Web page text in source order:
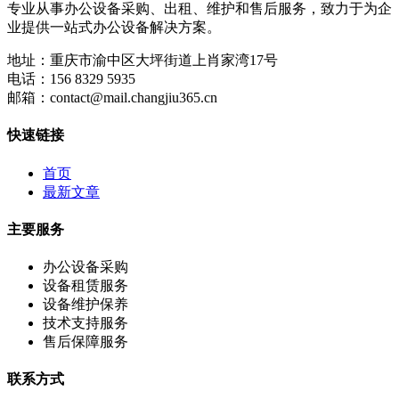
专业从事办公设备采购、出租、维护和售后服务，致力于为企
业提供一站式办公设备解决方案。
地址： 重庆市渝中区大坪街道上肖家湾17号
电话： 156 8329 5935
邮箱： contact@mail.changjiu365.cn
快速链接
首页
最新文章
主要服务
办公设备采购
设备租赁服务
设备维护保养
技术支持服务
售后保障服务
联系方式